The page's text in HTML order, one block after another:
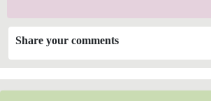
Share your comments